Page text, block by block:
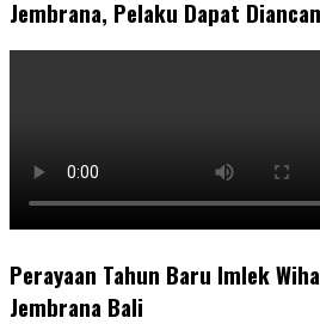
Jembrana, Pelaku Dapat
Perayaan Tahun Baru Imlek
Jembrana Bali